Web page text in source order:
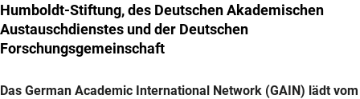
Humboldt-Stiftung, des Deutschen Akademischen
Austauschdienstes und der Deutschen
Forschungsgemeinschaft
Das German Academic International Network (GAIN) lädt vom